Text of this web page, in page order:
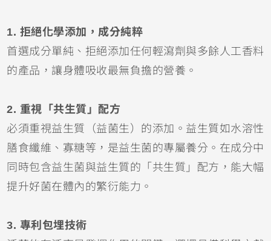
1. 拒絕化學添加，成分純粹
首選成分單純、拒絕添加任何輕瀉劑與多餘人工香料
的產品，讓身體吸收最無負擔的營養。
2. 重視「共生質」配方
必須重視益生質（益菌生）的添加。益生質如水溶性
膳食纖維、寡糖等，是益生菌的專屬養分。在成分中
同時包含益生菌與益生質的「共生質」配方，能大幅
提升好菌在體內的繁衍能力。
3. 專利包埋技術